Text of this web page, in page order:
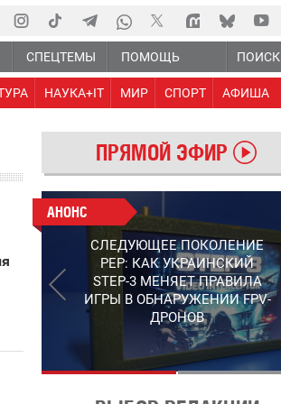
ПОИСК
СПЕЦТЕМЫ ПОМОЩЬ
НАУКА+IT МИР СПОРТ АФИША
ПРЯМОЙ ЭФИР
АНОНС
СЛЕДУЮЩЕЕ ПОКОЛЕНИЕ
PEP: КАК УКРАИНСКИЙ
STEP-3 МЕНЯЕТ ПРАВИЛА
ИГРЫ В ОБНАРУЖЕНИИ FPV-
ДРОНОВ
АНОНС
РАБОТАЮТ НА ПЕРЕДОВОЙ:
ПОДДЕРЖИТЕ ВОЕНКОРОВ
"5 КАНАЛА", КОТОРЫЕ
СНИМАЮТ НА САМЫХ
ГОРЯЧИХ НАПРАВЛЕНИЯХ
ФРОНТА